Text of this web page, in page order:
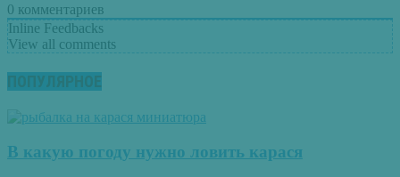
0 комментариев
Inline Feedbacks
View all comments
ПОПУЛЯРНОЕ
В какую погоду нужно ловить карася